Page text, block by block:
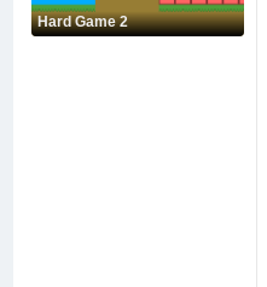
Hard Game 2